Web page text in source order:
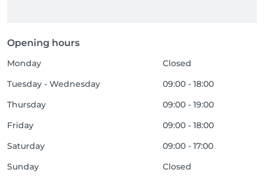
Opening hours
Monday
Closed
Tuesday - Wednesday
09:00 - 18:00
Thursday
09:00 - 19:00
Friday
09:00 - 18:00
Saturday
09:00 - 17:00
Sunday
Closed